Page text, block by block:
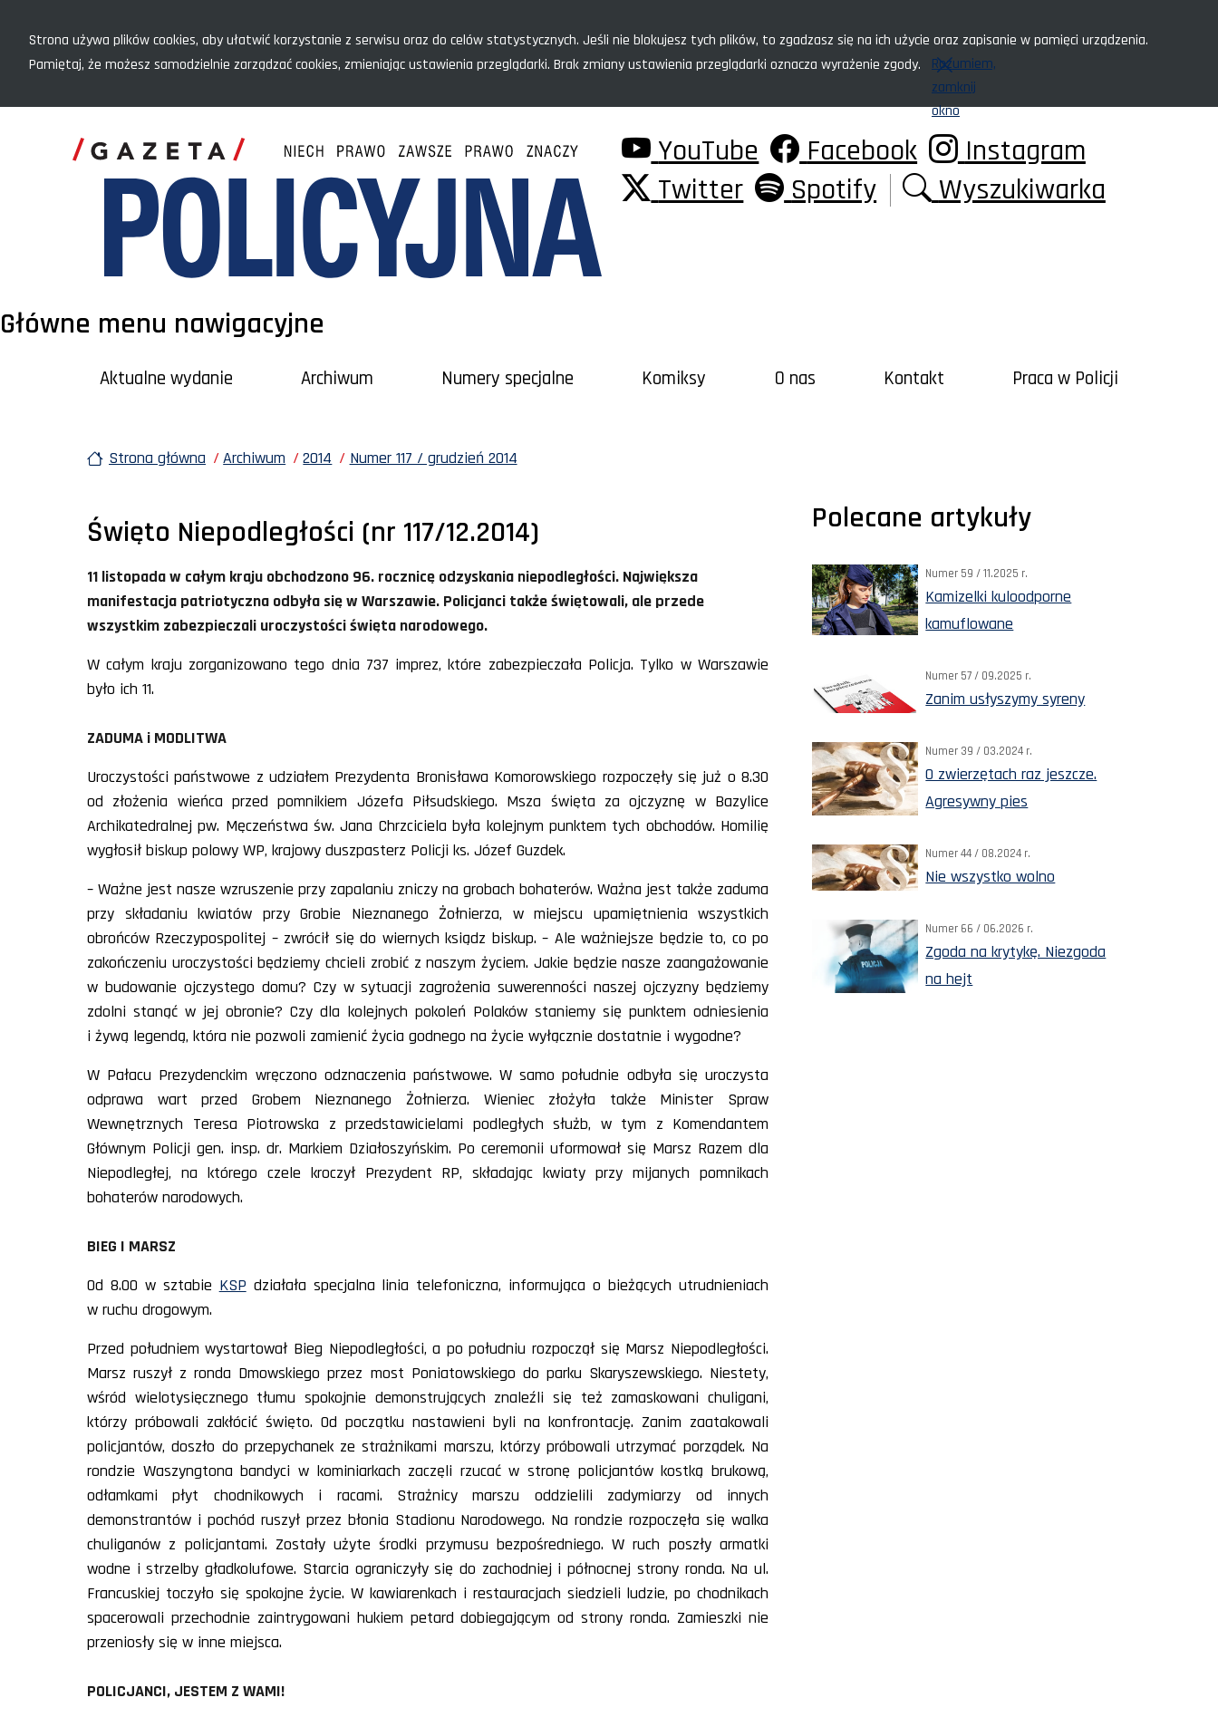
Strona używa plików cookies, aby ułatwić korzystanie z serwisu oraz do celów statystycznych. Jeśli nie blokujesz tych plików, to zgadzasz się na ich użycie oraz zapisanie w pamięci urządzenia.
Pamiętaj, że możesz samodzielnie zarządzać cookies, zmieniając ustawienia przeglądarki. Brak zmiany ustawienia przeglądarki oznacza wyrażenie zgody.
Rozumiem,
zamknij
okno
YouTube Facebook
Instagram
Twitter
Spotify Wyszukiwarka
Główne menu nawigacyjne
Aktualne wydanie Archiwum Numery specjalne Komiksy O nas Kontakt Praca w Policji
Strona główna Archiwum 2014 Numer 117 / grudzień 2014
Święto Niepodległości (nr 117/12.2014)
11 listopada w całym kraju obchodzono 96. rocznicę odzyskania niepodległości. Największa
manifestacja patriotyczna odbyła się w Warszawie. Policjanci także świętowali, ale przede
wszystkim zabezpieczali uroczystości święta narodowego.
W całym kraju zorganizowano tego dnia 737 imprez, które zabezpieczała Policja. Tylko w Warszawie
było ich 11.
ZADUMA i MODLITWA
Uroczystości państwowe z udziałem Prezydenta Bronisława Komorowskiego rozpoczęły się już o 8.30
od złożenia wieńca przed pomnikiem Józefa Piłsudskiego. Msza święta za ojczyznę w Bazylice
Archikatedralnej pw. Męczeństwa św. Jana Chrzciciela była kolejnym punktem tych obchodów. Homilię
wygłosił biskup polowy WP, krajowy duszpasterz Policji ks. Józef Guzdek.
– Ważne jest nasze wzruszenie przy zapalaniu zniczy na grobach bohaterów. Ważna jest także zaduma
przy składaniu kwiatów przy Grobie Nieznanego Żołnierza, w miejscu upamiętnienia wszystkich
obrońców Rzeczypospolitej – zwrócił się do wiernych ksiądz biskup. – Ale ważniejsze będzie to, co po
zakończeniu uroczystości będziemy chcieli zrobić z naszym życiem. Jakie będzie nasze zaangażowanie
w budowanie ojczystego domu? Czy w sytuacji zagrożenia suwerenności naszej ojczyzny będziemy
zdolni stanąć w jej obronie? Czy dla kolejnych pokoleń Polaków staniemy się punktem odniesienia
i żywą legendą, która nie pozwoli zamienić życia godnego na życie wyłącznie dostatnie i wygodne?
W Pałacu Prezydenckim wręczono odznaczenia państwowe. W samo południe odbyła się uroczysta
odprawa wart przed Grobem Nieznanego Żołnierza. Wieniec złożyła także Minister Spraw
Wewnętrznych Teresa Piotrowska z przedstawicielami podległych służb, w tym z Komendantem
Głównym Policji gen. insp. dr. Markiem Działoszyńskim. Po ceremonii uformował się Marsz Razem dla
Niepodległej, na którego czele kroczył Prezydent RP, składając kwiaty przy mijanych pomnikach
bohaterów narodowych.
BIEG I MARSZ
Od 8.00 w sztabie KSP działała specjalna linia telefoniczna, informująca o bieżących utrudnieniach
w ruchu drogowym.
Przed południem wystartował Bieg Niepodległości, a po południu rozpoczął się Marsz Niepodległości.
Marsz ruszył z ronda Dmowskiego przez most Poniatowskiego do parku Skaryszewskiego. Niestety,
wśród wielotysięcznego tłumu spokojnie demonstrujących znaleźli się też zamaskowani chuligani,
którzy próbowali zakłócić święto. Od początku nastawieni byli na konfrontację. Zanim zaatakowali
policjantów, doszło do przepychanek ze strażnikami marszu, którzy próbowali utrzymać porządek. Na
rondzie Waszyngtona bandyci w kominiarkach zaczęli rzucać w stronę policjantów kostką brukową,
odłamkami płyt chodnikowych i racami. Strażnicy marszu oddzielili zadymiarzy od innych
demonstrantów i pochód ruszył przez błonia Stadionu Narodowego. Na rondzie rozpoczęła się walka
chuliganów z policjantami. Zostały użyte środki przymusu bezpośredniego. W ruch poszły armatki
wodne i strzelby gładkolufowe. Starcia ograniczyły się do zachodniej i północnej strony ronda. Na ul.
Francuskiej toczyło się spokojne życie. W kawiarenkach i restauracjach siedzieli ludzie, po chodnikach
spacerowali przechodnie zaintrygowani hukiem petard dobiegającym od strony ronda. Zamieszki nie
przeniosły się w inne miejsca.
POLICJANCI, JESTEM Z WAMI!
Polecane artykuły
Numer 59 / 11.2025 r.
Kamizelki kuloodporne
kamuflowane
Numer 57 / 09.2025 r.
Zanim usłyszymy syreny
Numer 39 / 03.2024 r.
O zwierzętach raz jeszcze.
Agresywny pies
Numer 44 / 08.2024 r.
Nie wszystko wolno
Numer 66 / 06.2026 r.
Zgoda na krytykę. Niezgoda
na hejt